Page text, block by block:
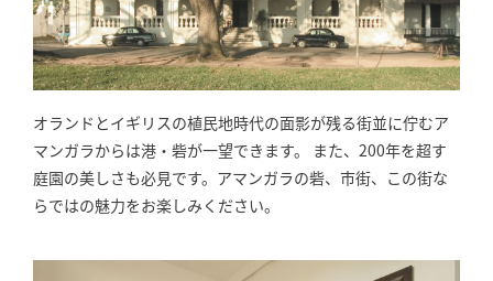
オランドとイギリスの植民地時代の面影が残る街並に佇むア
マンガラからは港・砦が一望できます。 また、200年を超す
庭園の美しさも必見です。アマンガラの砦、市街、この街な
らではの魅力をお楽しみください。